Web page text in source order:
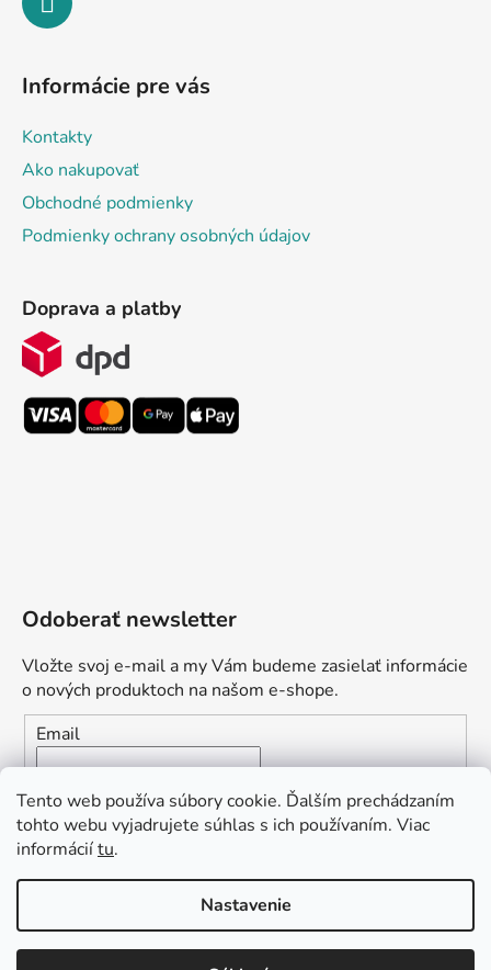
Tento web používa súbory cookie. Ďalším prechádzaním
tohto webu vyjadrujete súhlas s ich používaním. Viac
informáciítu.
Nastavenie
: Zaplaťte vopred a získajte
Informácie pre vás
Kontakty
Ako nakupovať
Obchodné podmienky
Podmienky ochrany osobných údajov
Doprava a platby
Odoberať newsletter
Vložte svoj e-mail a my Vám budeme zasielať informácie
o nových produktoch na našom e-shope.
Email
Vložením e-mailu súhlasíte s
podmienkami ochrany
osobných údajov
môžem pomôcť?“